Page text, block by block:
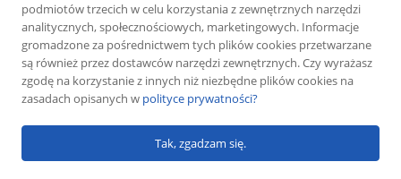
Copyright © 2026 Rafał Żuber
Powered byKlub eMarketera
podmiotów trzecich w celu korzystania z zewnętrznych narzędzi
analitycznych, społecznościowych, marketingowych. Informacje
gromadzone za pośrednictwem tych plików cookies przetwarzane
są również przez dostawców narzędzi zewnętrznych. Czy wyrażasz
zgodę na korzystanie z innych niż niezbędne plików cookies na
zasadach opisanych w polityce prywatności?
Tak, zgadzam się.